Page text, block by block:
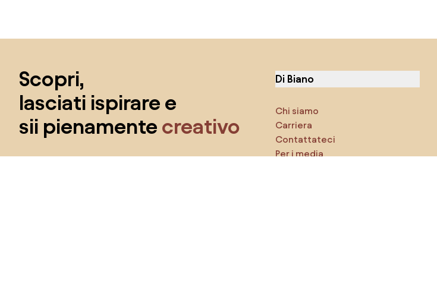
Scopri,
lasciati ispirare e
sii pienamente creativo
Ottieni l'accesso a tutte le funzionalità e diventa
Di Biano
Chi siamo
Carriera
Contattateci
Per i media